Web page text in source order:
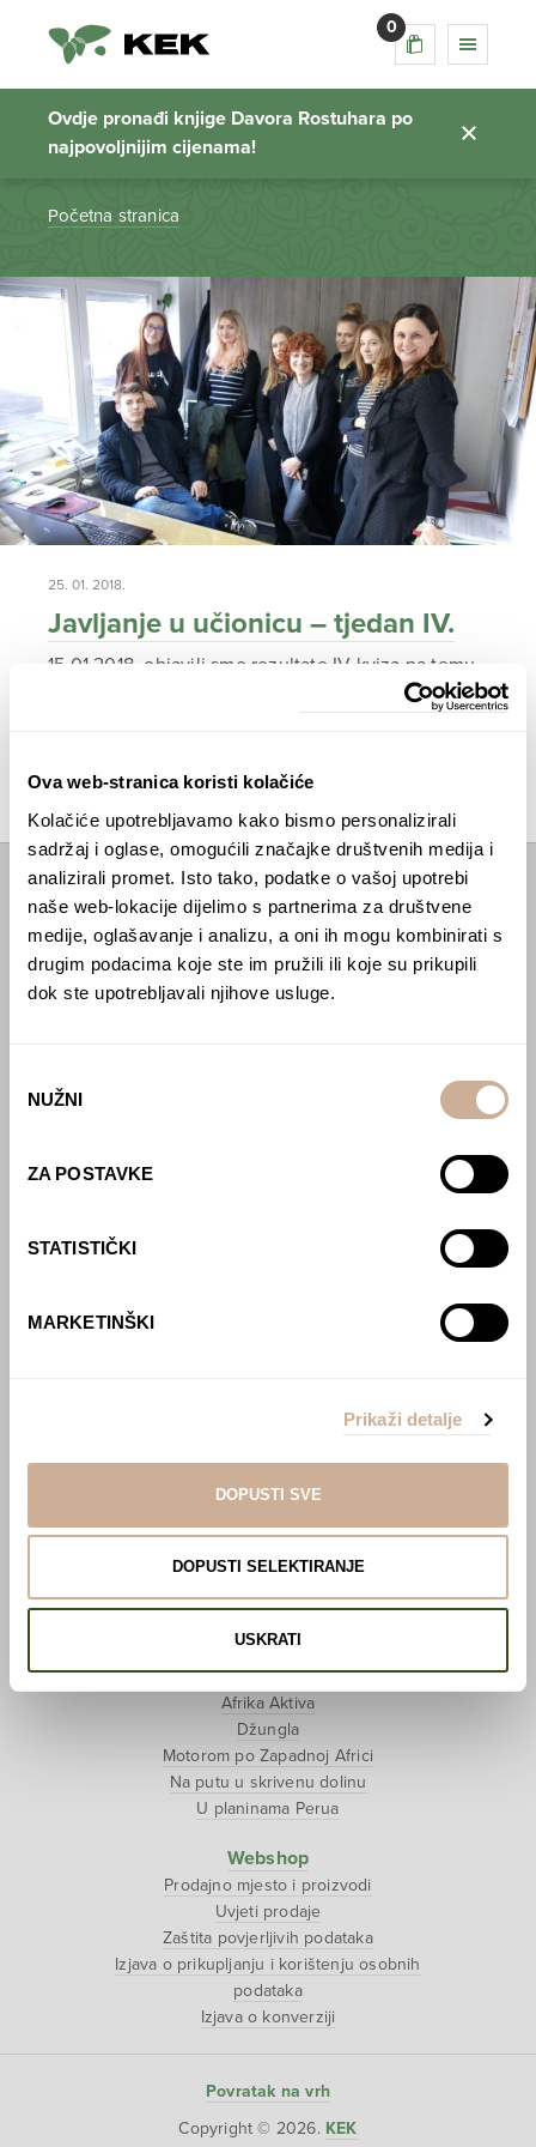
Ova web-stranica koristi kolačiće
Kolačiće upotrebljavamo kako bismo personalizirali
sadržaj i oglase, omogućili značajke društvenih medija i
analizirali promet. Isto tako, podatke o vašoj upotrebi
naše web-lokacije dijelimo s partnerima za društvene
medije, oglašavanje i analizu, a oni ih mogu kombinirati s
drugim podacima koje ste im pružili ili koje su prikupili
dok ste upotrebljavali njihove usluge.
pristanka
NUŽNI
ZA POSTAVKE
STATISTIČKI
MARKETINŠKI
Prikaži detalje
DOPUSTI SVE
DOPUSTI SELEKTIRANJE
USKRATI
0
Ovdje pronađi knjige Davora Rostuhara po
najpovoljnijim cijenama!
skola juraj dobrila
pula
Početna stranica
25. 01. 2018.
Javljanje u učionicu – tjedan IV.
15.01.2018. objavili smo rezultate IV kviza na temu
“Antarktika”. U kvizu je ukupno sudjelovalo 1598
Početna
Predavanja
Izdanja
National Geographic – Hrvatska iz zraka
Prodaja izložbenih postamenata
Džungla
Afrika Aktiva
Tjedan tibetanske kulture
Putopisi
Polarni san
Afrika Aktiva
Džungla
Motorom po Zapadnoj Africi
Na putu u skrivenu dolinu
U planinama Perua
Webshop
Prodajno mjesto i proizvodi
Uvjeti prodaje
Zaštita povjerljivih podataka
Izjava o prikupljanju i korištenju osobnih
podataka
Izjava o konverziji
Povratak na vrh
Copyright © 2026. KEK